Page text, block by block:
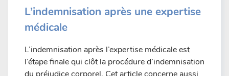
L’indemnisation après une expertise
médicale
L’indemnisation après l’expertise médicale est
l’étape finale qui clôt la procédure d’indemnisation